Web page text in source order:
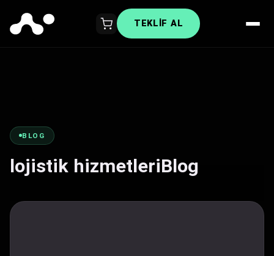
TEKLIF AL
BLOG
lojistik hizmetleriBlog